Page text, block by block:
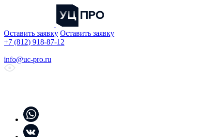
Оставить заявку Оставить заявку
+7 (812) 918-87-12
info@uc-pro.ru